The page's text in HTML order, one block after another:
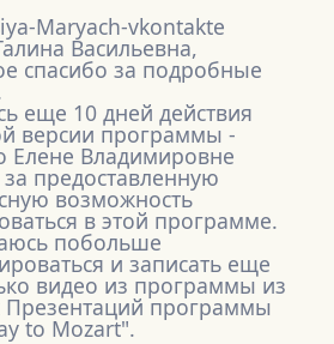
Maryach-vkontakte
Васильевна,
спасибо за подробные
еще 10 дней действия
версии программы -
Елене Владимировне
предоставленную
возможность
в этой программе.
побольше
и записать еще
видео из программы из
Презентаций программы
to Mozart".